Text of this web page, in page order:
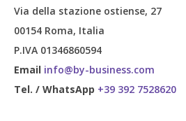
Via della stazione ostiense, 27
00154 Roma, Italia
P.IVA 01346860594
Email info@by-business.com
Tel. / WhatsApp +39 392 7528620